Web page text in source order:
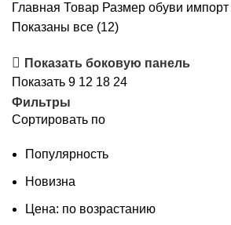
Главная Товар Размер обуви импорт
Показаны все (12)Сортировка:
недавние
Показать боковую панель
Показать 9 12 18 24
Фильтры
Сортировать по
Популярность
Новизна
Цена: по возрастанию